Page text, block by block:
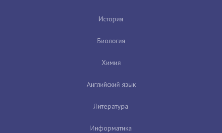
История
Биология
Химия
Английский язык
Литература
Информатика